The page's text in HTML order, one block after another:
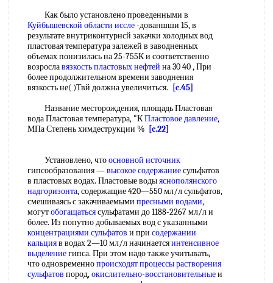
Как было установлено проведенными в
Куйбышевской области иссле-дованшши 15, в
результате внутриконтурнсй закачки холодных вод
пластовая температура залежей в заводненных
объемах понизилась на 25-755К и соответственно
возрославязкость пластовых нефтей на 30 40 , При
более продолжительном времени заводнения
вязкость не( )Твй должна увеличиться.
[c.45]
Название месторождения, площадь Пластовая
вода Пластовая температура, "КПластовое давление,
МПа Степень химдеструкции % [c.22]
Установлено, чтоосновной источник
гипсообразования —высокое содержаниесульфатов
в пластовых водах. Пластовые водыяснополянского
надгоризонта, содержащие 420—550 мл/л сульфатов,
смешиваясь с закачиваемыми пресными водами,
могутобогащатьсясульфатами до 1188-2267 мл/л и
более. Из попутно добываемых вод с указанными
концентрациями сульфатов и при содержании
кальцияв водах 2—10 мл/л начинаетсяинтенсивное
выделениегипса. При этом надо также учитывать,
что одновременнопроисходят процессырастворения
сульфатов пород,окислительно-восстановительныеи